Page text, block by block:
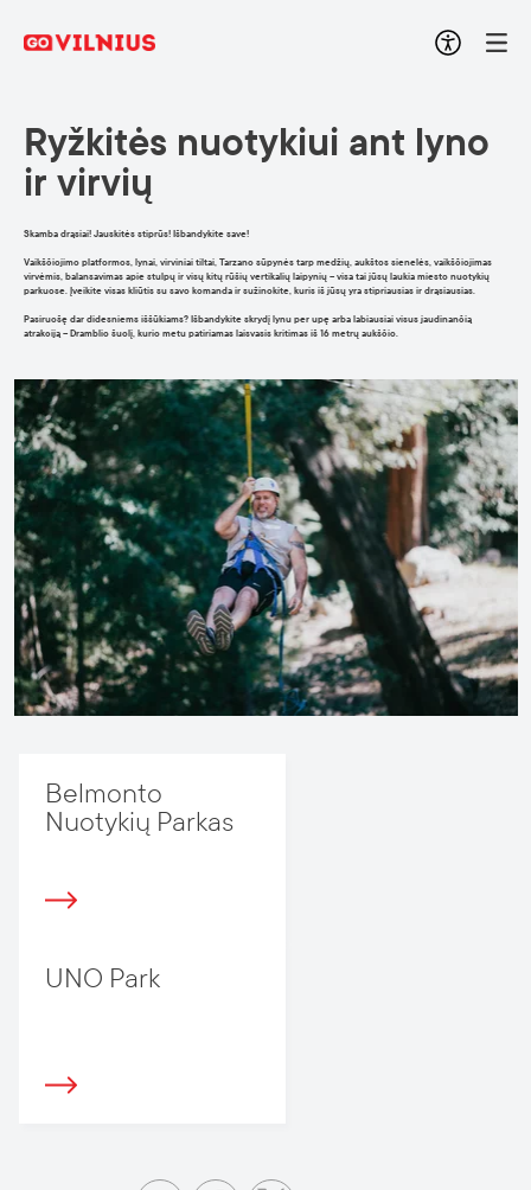
Ryžkitės nuotykiui ant lyno
ir virvių
Skamba drąsiai! Jauskitės stiprūs! Išbandykite save!
Vaikščiojimo platformos, lynai, virviniai tiltai, Tarzano sūpynės tarp medžių, aukštos sienelės, vaikščiojimas
virvėmis, balansavimas apie stulpų ir visų kitų rūšių vertikalių laipynių – visa tai jūsų laukia miesto nuotykių
parkuose. Įveikite visas kliūtis su savo komanda ir sužinokite, kuris iš jūsų yra stipriausias ir drąsiausias.
Pasiruošę dar didesniems iššūkiams? Išbandykite skrydį lynu per upę arba labiausiai visus jaudinančią
atrakciją – Dramblio šuolį, kurio metu patiriamas laisvasis kritimas iš 16 metrų aukščio.
Belmonto
Nuotykių Parkas
UNO Park